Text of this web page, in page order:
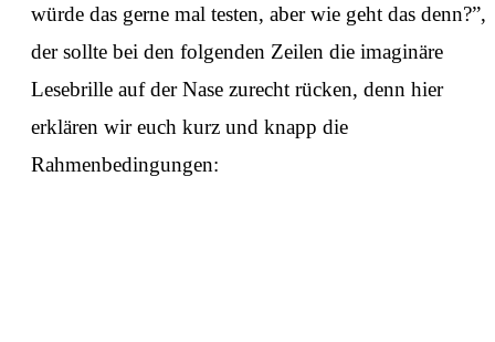
würde das gerne mal testen, aber wie geht das denn?”,
der sollte bei den folgenden Zeilen die imaginäre
Lesebrille auf der Nase zurecht rücken, denn hier
erklären wir euch kurz und knapp die
Rahmenbedingungen: